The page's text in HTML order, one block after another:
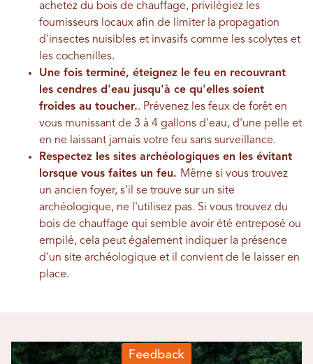
achetez du bois de chauffage, privilégiez les
fournisseurs locaux afin de limiter la propagation
d'insectes nuisibles et invasifs comme les scolytes et
les cochenilles.
Une fois terminé, éteignez le feu en recouvrant
les cendres d'eau jusqu'à ce qu'elles soient
froides au toucher.. Prévenez les feux de forêt en
vous munissant de 3 à 4 gallons d'eau, d'une pelle et
en ne laissant jamais votre feu sans surveillance.
Respectez les sites archéologiques en les évitant
lorsque vous faites un feu. Même si vous trouvez
un ancien foyer, s'il se trouve sur un site
archéologique, ne l'utilisez pas. Si vous trouvez du
bois de chauffage qui semble avoir été entreposé ou
empilé, cela peut également indiquer la présence
d'un site archéologique et il convient de le laisser en
place.